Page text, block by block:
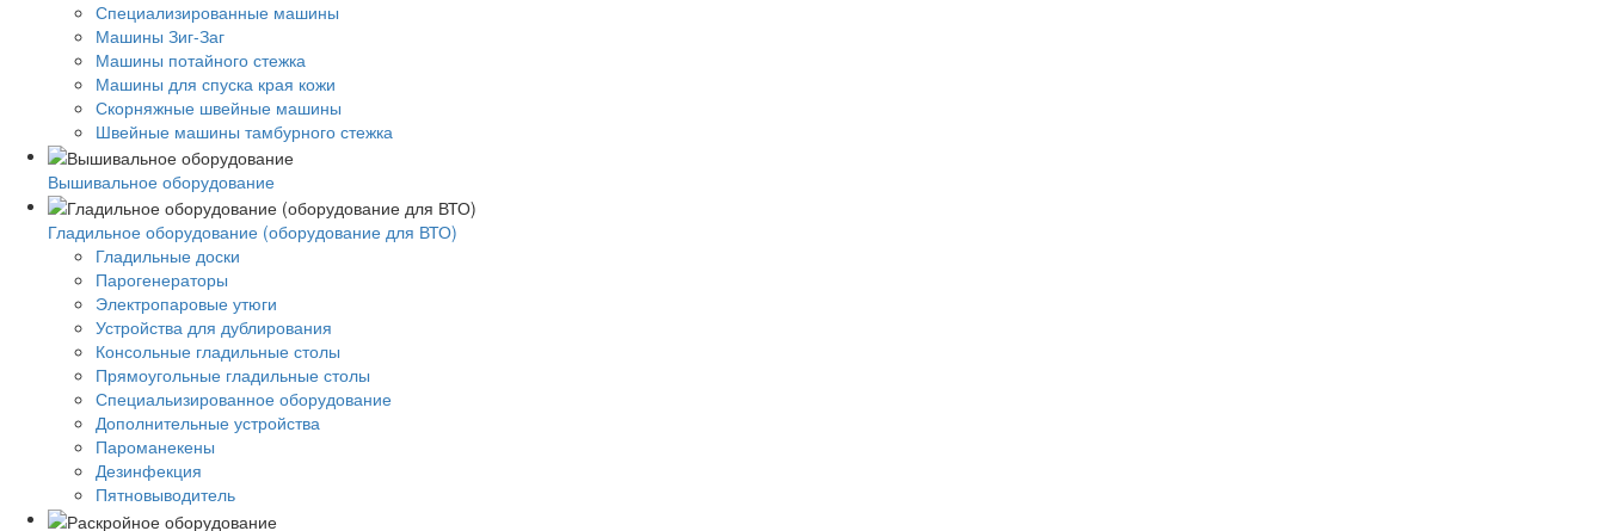
Специализированные машины
Машины Зиг-Заг
Машины потайного стежка
Машины для спуска края кожи
Скорняжные швейные машины
Швейные машины тамбурного стежка
Вышивальное оборудование
Гладильное оборудование (оборудование для ВТО)
Гладильные доски
Парогенераторы
Электропаровые утюги
Устройства для дублирования
Консольные гладильные столы
Прямоугольные гладильные столы
Специальизированное оборудование
Дополнительные устройства
Пароманекены
Дезинфекция
Пятновыводитель